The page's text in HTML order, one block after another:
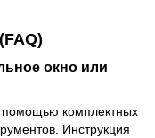
окно или
помощью комплектных
Инструкция